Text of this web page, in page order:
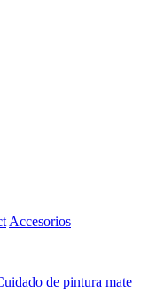
Accesorios
de pintura mate⁠